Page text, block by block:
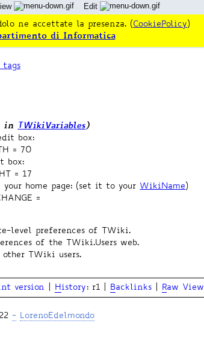
in TWikiVariables)
box:
= 70
box:
= 17
home page: (set it to your WikiName )
=
level preferences of TWiki.
of the TWiki.Users web.
TWiki users.
version History : r1 Backlinks Raw View
- LorenoEdelmondo
Edit
ne accettate la presenza. (CookiePolicy )
di Informatica